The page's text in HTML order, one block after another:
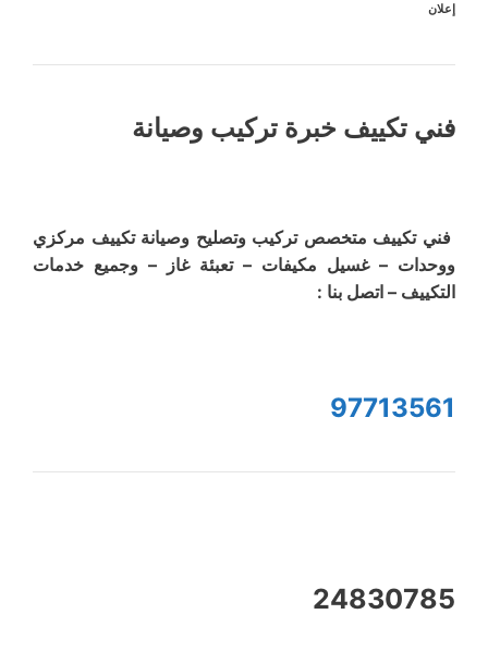
إعلان
فني تكييف خبرة تركيب وصيانة
فني تكييف متخصص تركيب وتصليح وصيانة تكييف مركزي
ووحدات – غسيل مكيفات – تعبئة غاز – وجميع خدمات
التكييف – اتصل بنا :
97713561
24830785